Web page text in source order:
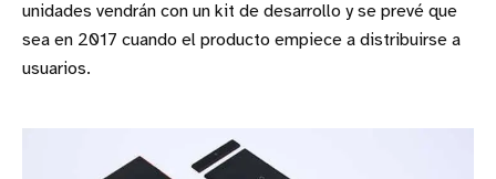
unidades vendrán con un kit de desarrollo y se prevé que
sea en 2017 cuando el producto empiece a distribuirse a
usuarios.